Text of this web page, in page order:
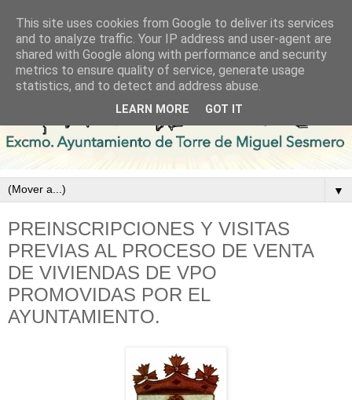
▼
PREINSCRIPCIONES Y VISITAS
PREVIAS AL PROCESO DE VENTA
DE VIVIENDAS DE VPO
PROMOVIDAS POR EL
AYUNTAMIENTO.
This site uses cookies from Google to deliver its services
and to analyze traffic. Your IP address and user-agent are
shared with Google along with performance and security
metrics to ensure quality of service, generate usage
statistics, and to detect and address abuse.
LEARN MORE GOT IT